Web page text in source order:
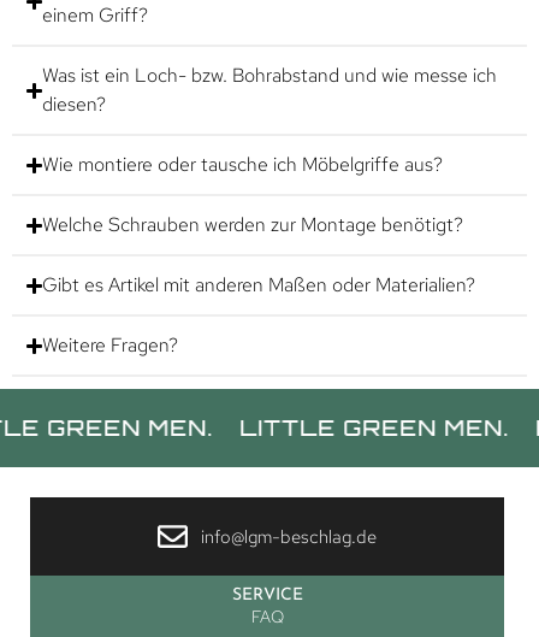
einem Griff?
Was ist ein Loch- bzw. Bohrabstand und wie messe ich
diesen?
Wie montiere oder tausche ich Möbelgriffe aus?
Welche Schrauben werden zur Montage benötigt?
Gibt es Artikel mit anderen Maßen oder Materialien?
Weitere Fragen?
MEN. LITTLE GREEN MEN. LITTLE
info@lgm-beschlag.de
SERVICE
FAQ